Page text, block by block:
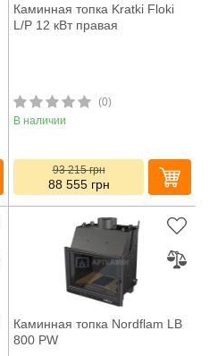
Каминная топка Kratki Floki
L/P 12 кВт правая
(0)
В наличии
93 215грн
88 555 грн
Каминная топка Nordflam LB
800 PW